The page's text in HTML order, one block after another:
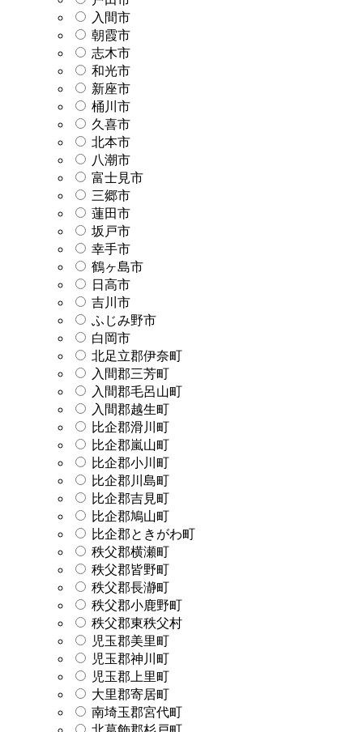
入間市
朝霞市
志木市
和光市
新座市
桶川市
久喜市
北本市
八潮市
富士見市
三郷市
蓮田市
坂戸市
幸手市
鶴ヶ島市
日高市
吉川市
ふじみ野市
白岡市
北足立郡伊奈町
入間郡三芳町
入間郡毛呂山町
入間郡越生町
比企郡滑川町
比企郡嵐山町
比企郡小川町
比企郡川島町
比企郡吉見町
比企郡鳩山町
比企郡ときがわ町
秩父郡横瀬町
秩父郡皆野町
秩父郡長瀞町
秩父郡小鹿野町
秩父郡東秩父村
児玉郡美里町
児玉郡神川町
児玉郡上里町
大里郡寄居町
南埼玉郡宮代町